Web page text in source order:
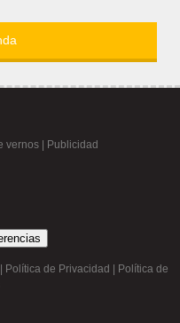
vernos | Publicidad
Política de Privacidad
Política de